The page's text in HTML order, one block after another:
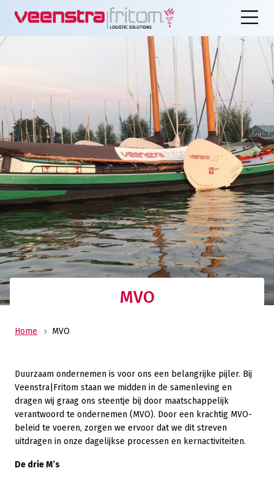
MVO
Home MVO
Duurzaam ondernemen is voor ons een belangrijke pijler. Bij
Veenstra|Fritom staan we midden in de samenleving en
dragen wij graag ons steentje bij door maatschappelijk
verantwoord te ondernemen (MVO). Door een krachtig MVO-
beleid te voeren, zorgen we ervoor dat we dit streven
uitdragen in onze dagelijkse processen en kernactiviteiten.
De drie M’s